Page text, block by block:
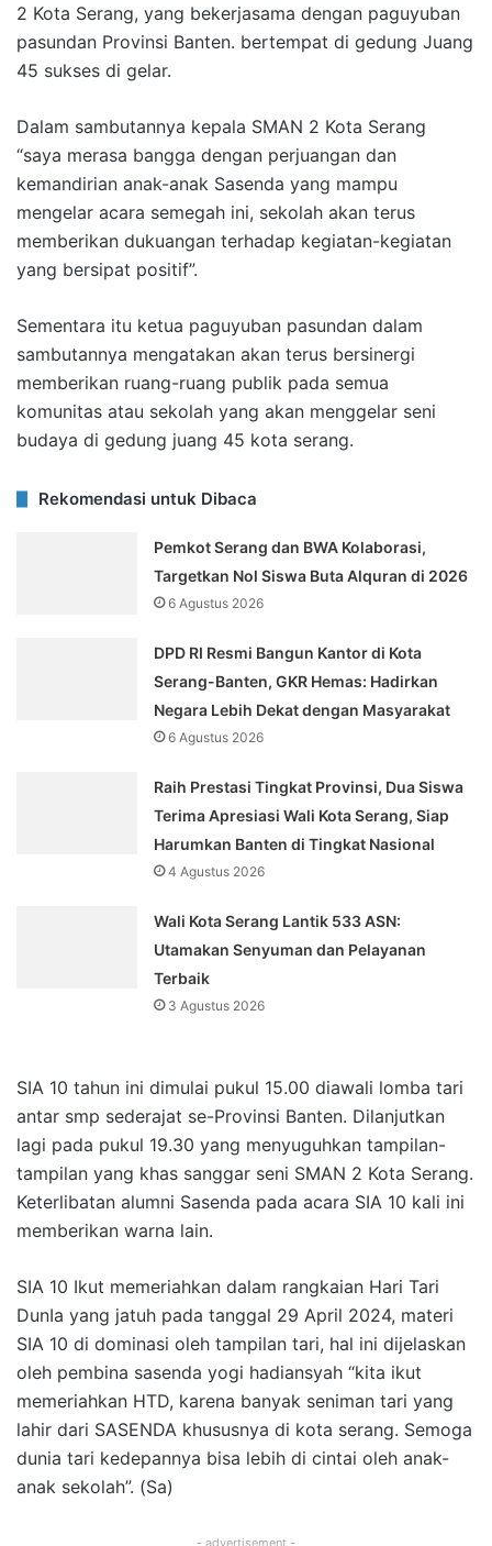
2 Kota Serang, yang bekerjasama dengan paguyuban
pasundan Provinsi Banten. bertempat di gedung Juang
45 sukses di gelar.
Dalam sambutannya kepala SMAN 2 Kota Serang
“saya merasa bangga dengan perjuangan dan
kemandirian anak-anak Sasenda yang mampu
mengelar acara semegah ini, sekolah akan terus
memberikan dukuangan terhadap kegiatan-kegiatan
yang bersipat positif”.
Sementara itu ketua paguyuban pasundan dalam
sambutannya mengatakan akan terus bersinergi
memberikan ruang-ruang publik pada semua
komunitas atau sekolah yang akan menggelar seni
budaya di gedung juang 45 kota serang.
Rekomendasi untuk Dibaca
Pemkot Serang dan BWA Kolaborasi,
Targetkan Nol Siswa Buta Alquran di 2026
6 Agustus 2026
DPD RI Resmi Bangun Kantor di Kota
Serang-Banten, GKR Hemas: Hadirkan
Negara Lebih Dekat dengan Masyarakat
6 Agustus 2026
Raih Prestasi Tingkat Provinsi, Dua Siswa
Terima Apresiasi Wali Kota Serang, Siap
Harumkan Banten di Tingkat Nasional
4 Agustus 2026
Wali Kota Serang Lantik 533 ASN:
Utamakan Senyuman dan Pelayanan
Terbaik
3 Agustus 2026
SIA 10 tahun ini dimulai pukul 15.00 diawali lomba tari
antar smp sederajat se-Provinsi Banten. Dilanjutkan
lagi pada pukul 19.30 yang menyuguhkan tampilan-
tampilan yang khas sanggar seni SMAN 2 Kota Serang.
Keterlibatan alumni Sasenda pada acara SIA 10 kali ini
memberikan warna lain.
SIA 10 Ikut memeriahkan dalam rangkaian Hari Tari
DunIa yang jatuh pada tanggal 29 April 2024, materi
SIA 10 di dominasi oleh tampilan tari, hal ini dijelaskan
oleh pembina sasenda yogi hadiansyah “kita ikut
memeriahkan HTD, karena banyak seniman tari yang
lahir dari SASENDA khususnya di kota serang. Semoga
dunia tari kedepannya bisa lebih di cintai oleh anak-
anak sekolah”. (Sa)